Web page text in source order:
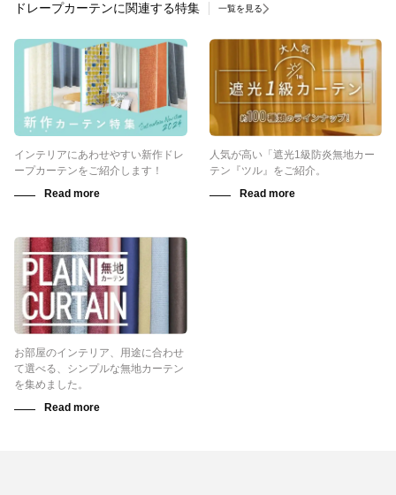
ドレープカーテンに関連する特集 一覧を見る
インテリアにあわせやすい新作ドレ
ープカーテンをご紹介します！
人気が高い「遮光1級防炎無地カー
テン『ツル』をご紹介。
お部屋のインテリア、用途に合わせ
て選べる、シンプルな無地カーテン
を集めました。